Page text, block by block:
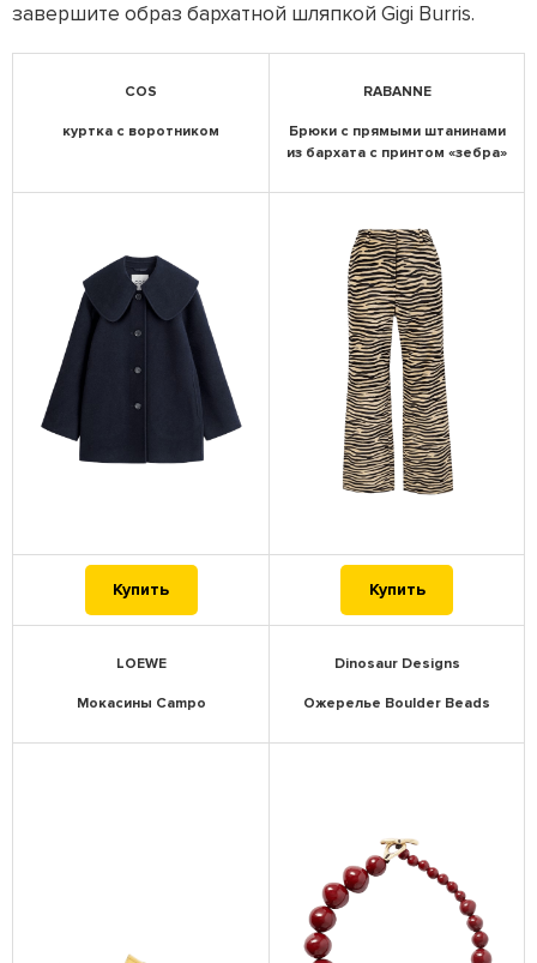
завершите образ бархатной шляпкой Gigi Burris.
COS
куртка с воротником
RABANNE
Брюки с прямыми штанинами
из бархата с принтом «зебра»
Купить Купить
LOEWE
Мокасины Campo
Dinosaur Designs
Ожерелье Boulder Beads